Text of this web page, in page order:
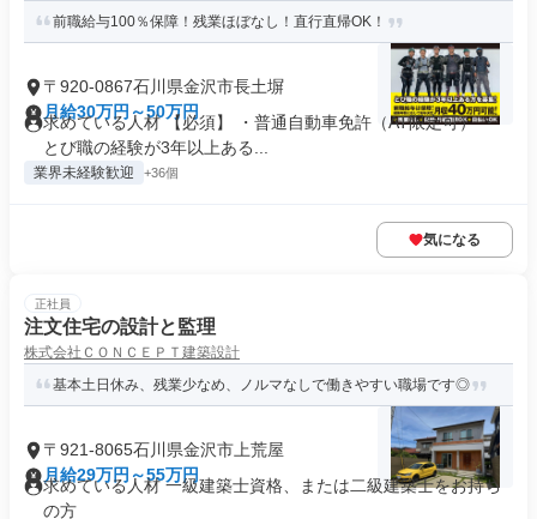
前職給与100％保障！残業ほぼなし！直行直帰OK！
〒920-0867石川県金沢市長土塀
月給30万円～50万円
求めている人材 【必須】 ・普通自動車免許（AT限定可） ・
とび職の経験が3年以上ある...
業界未経験歓迎 +36個
気になる
正社員
注文住宅の設計と監理
株式会社ＣＯＮＣＥＰＴ建築設計
基本土日休み、残業少なめ、ノルマなしで働きやすい職場です◎
〒921-8065石川県金沢市上荒屋
月給29万円～55万円
求めている人材 一級建築士資格、または二級建築士をお持ち
の方